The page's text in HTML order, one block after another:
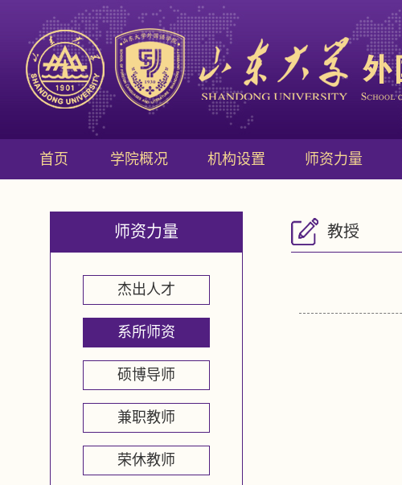
首页 学院概况 机构设置 师资力量
师资力量
杰出人才
系所师资
硕博导师
兼职教师
荣休教师
教授